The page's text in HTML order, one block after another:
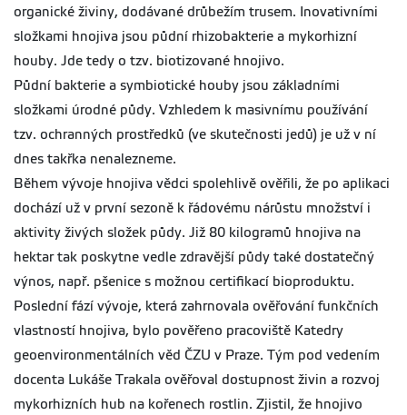
organické živiny, dodávané drůbežím trusem. Inovativními
složkami hnojiva jsou půdní rhizobakterie a mykorhizní
houby. Jde tedy o tzv. biotizované hnojivo.
Půdní bakterie a symbiotické houby jsou základními
složkami úrodné půdy. Vzhledem k masivnímu používání
tzv. ochranných prostředků (ve skutečnosti jedů) je už v ní
dnes takřka nenalezneme.
Během vývoje hnojiva vědci spolehlivě ověřili, že po aplikaci
dochází už v první sezoně k řádovému nárůstu množství i
aktivity živých složek půdy. Již 80 kilogramů hnojiva na
hektar tak poskytne vedle zdravější půdy také dostatečný
výnos, např. pšenice s možnou certifikací bioproduktu.
Poslední fází vývoje, která zahrnovala ověřování funkčních
vlastností hnojiva, bylo pověřeno pracoviště Katedry
geoenvironmentálních věd ČZU v Praze. Tým pod vedením
docenta Lukáše Trakala ověřoval dostupnost živin a rozvoj
mykorhizních hub na kořenech rostlin. Zjistil, že hnojivo